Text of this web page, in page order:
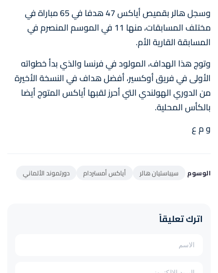
وسجل هالر بقميص أياكس 47 هدفا في 65 مباراة في
مختلف المسابقات، منها 11 في الموسم المنصرم في
المسابقة القارية الأم.
وتوج هذا الهداف، المولود في فرنسا والذي بدأ خطواته
الأولى في فريق أوكسير، أفضل هداف في النسخة الأخيرة
من الدوري الهولندي التي أحرز لقبها أياكس المتوج أيضا
بالكأس المحلية.
و م ع
الوسوم سيباستيان هالر أياكس أمستردام دورتموند الألماني
اترك تعليقاً